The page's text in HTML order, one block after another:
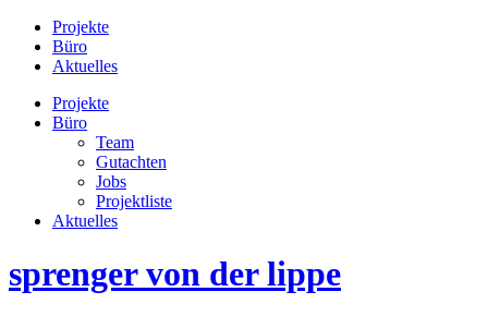
Projekte
Büro
Aktuelles
Projekte
Büro
Team
Gutachten
Jobs
Projektliste
Aktuelles
sprenger von der lippe